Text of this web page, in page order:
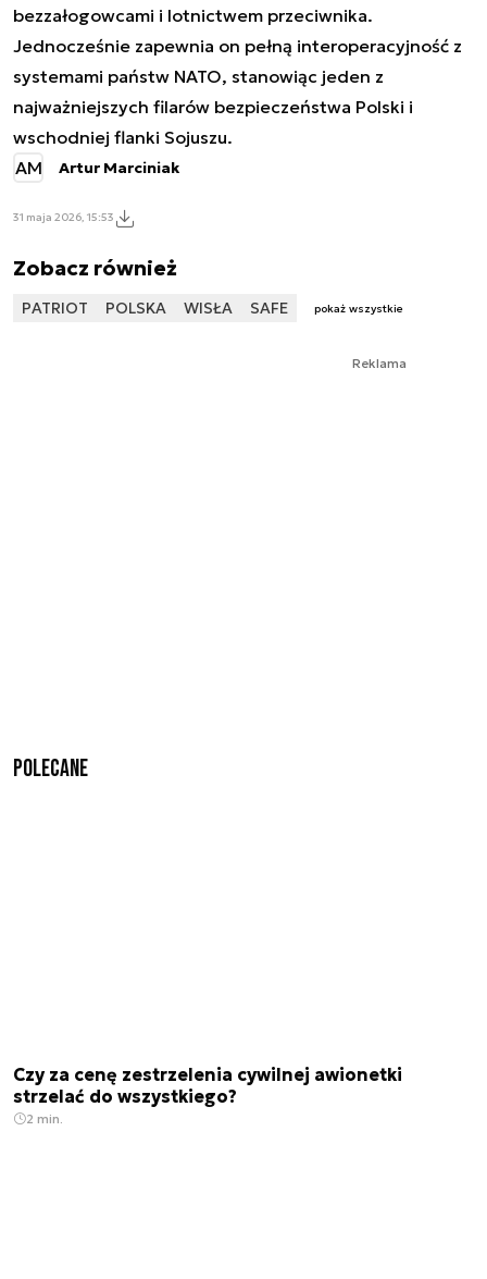
bezzałogowcami i lotnictwem przeciwnika.
Jednocześnie zapewnia on pełną interoperacyjność z
systemami państw NATO, stanowiąc jeden z
najważniejszych filarów bezpieczeństwa Polski i
wschodniej flanki Sojuszu.
AM
Artur Marciniak
31 maja 2026, 15:53
Zobacz również
PATRIOT POLSKA WISŁA SAFE pokaż wszystkie
Reklama
Polecane
Czy za cenę zestrzelenia cywilnej awionetki
strzelać do wszystkiego?
2 min.